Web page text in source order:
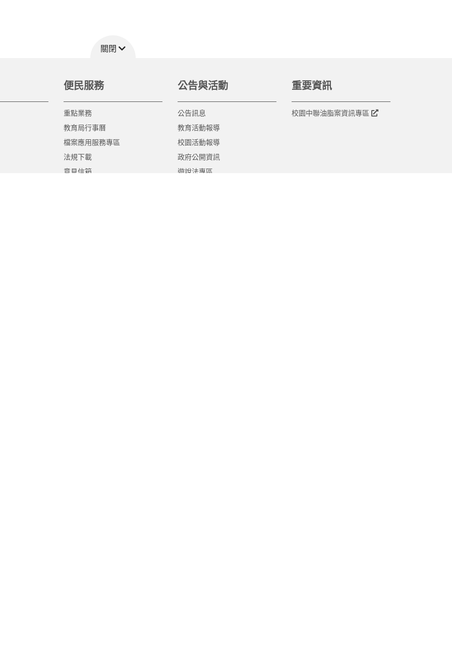
關閉
便民服務
重點業務
教育局行事曆
檔案應用服務專區
法規下載
意見信箱
公告與活動
公告訊息
教育活動報導
校園活動報導
政府公開資訊
遊說法專區
重要資訊
校園中聯油脂案資訊專區